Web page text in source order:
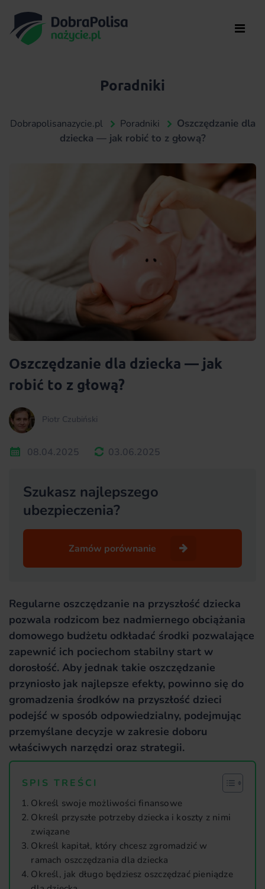
Poradniki
Dobrapolisanazycie.pl Poradniki
Oszczędzanie dla
dziecka — jak robić to z głową?
Oszczędzanie dla dziecka — jak
robić to z głową?
Piotr Czubiński
08.04.2025 03.06.2025
Szukasz najlepszego
ubezpieczenia?
Zamów porównanie
Regularne oszczędzanie na przyszłość dziecka
pozwala rodzicom bez nadmiernego obciążania
domowego budżetu odkładać środki pozwalające
zapewnić ich pociechom stabilny start w
dorosłość. Aby jednak takie oszczędzanie
przyniosło jak najlepsze efekty, powinno się do
gromadzenia środków na przyszłość dzieci
podejść w sposób odpowiedzialny, podejmując
przemyślane decyzje w zakresie doboru
właściwych narzędzi oraz strategii.
SPIS TREŚCI
Określ swoje możliwości finansowe
Określ przyszłe potrzeby dziecka i koszty z nimi
związane
Określ kapitał, który chcesz zgromadzić w
ramach oszczędzania dla dziecka
Określ, jak długo będziesz oszczędzać pieniądze